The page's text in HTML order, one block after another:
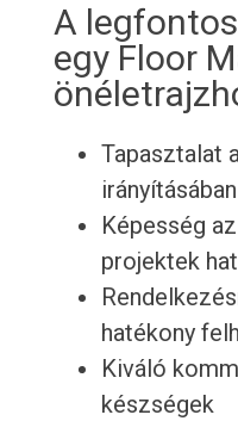
A
egy Floor
Tapasztalat
Képesség
projektek
hatékony
Kiváló
készségek